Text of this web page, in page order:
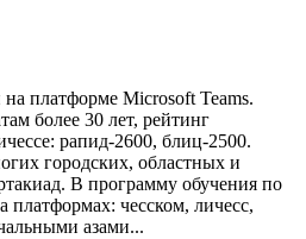
платформе Microsoft Teams.
более 30 лет, рейтинг
рапид-2600, блиц-2500.
городских, областных и
В программу обучения по
платформах: чесском, личесс,
азами...